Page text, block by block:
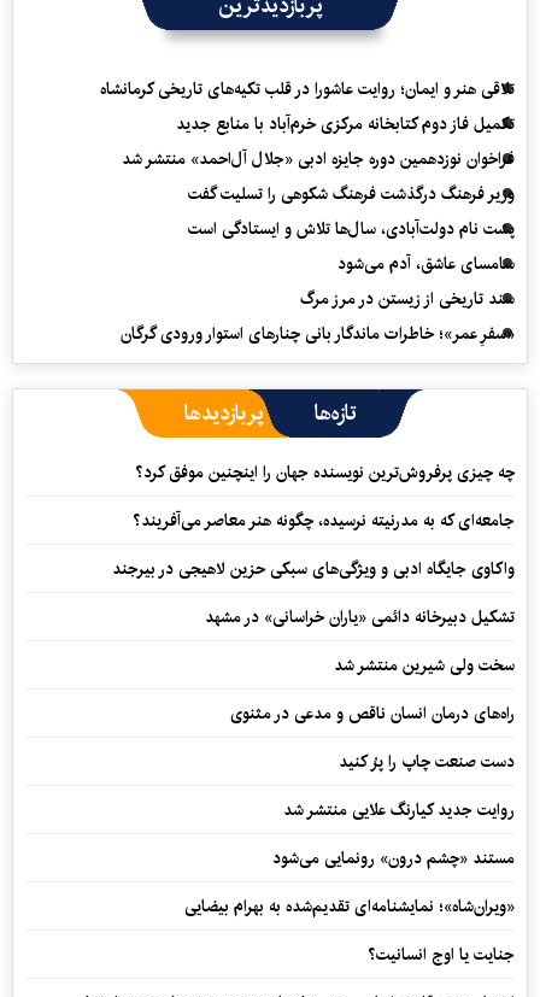
تلاقی هنر و ایمان؛ روایت عاشورا در قلب تکیه‌های تاریخی کرمانشاه
تکمیل فاز دوم کتابخانه مرکزی خرم‌آباد با منابع جدید
فراخوان نوزدهمین دوره جایزه ادبی «جلال آل‌احمد» منتشر شد
وزیر فرهنگ درگذشت فرهنگ شکوهی را تسلیت گفت
پشت نام دولت‌آبادی، سال‌ها تلاش و ایستادگی است
سامسای عاشق، آدم می‌شود
سند تاریخی از زیستن در مرز مرگ
«سفرِ عمر»؛ خاطرات ماندگار بانی چنارهای استوار ورودی گرگان
تازه‌ها پربازدیدها
چه چیزی پرفروش‌ترین نویسنده جهان را اینچنین موفق کرد؟
جامعه‌ای که به مدرنیته نرسیده، چگونه هنر معاصر می‌آفریند؟
واکاوی جایگاه ادبی و ویژگی‌های سبکی حزین لاهیجی در بیرجند
تشکیل دبیرخانه دائمی «یاران خراسانی» در مشهد
سخت ولی شیرین منتشر شد
راه‌های درمان انسان ناقص و مدعی در مثنوی
دست صنعت چاپ را پرُ کنید
روایت جدید کیارنگ علایی منتشر شد
مستند «چشم درون» رونمایی می‌شود
«ویران‌شاه»؛ نمایشنامه‌ای تقدیم‌شده به بهرام بیضایی
جنایت یا اوج انسانیت؟